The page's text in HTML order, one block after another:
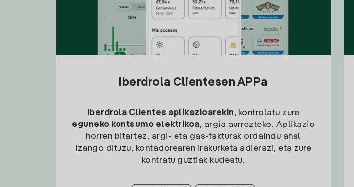
Iberdrola Clientesen APPa
Iberdrola Clientes aplikazioarekin, kontrolatu zure
eguneko kontsumo elektrikoa, argia aurrezteko. Aplikazio
horren bitartez, argi- eta gas-fakturak ordaindu ahal
izango dituzu, kontadorearen irakurketa adierazi, eta zure
kontratu guztiak kudeatu.